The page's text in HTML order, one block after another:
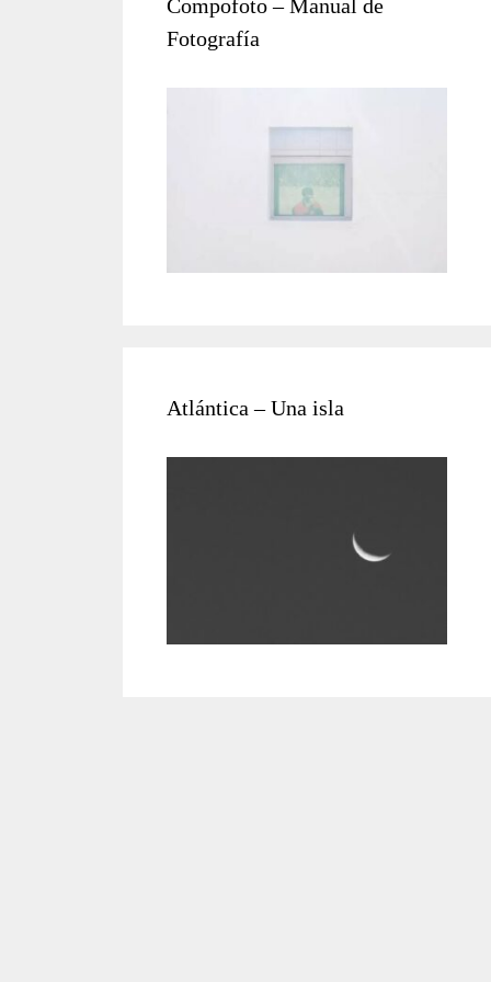
Compofoto – Manual de
Fotografía
Atlántica – Una isla